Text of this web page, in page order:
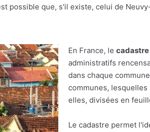
possible que, s'il existe, celui de
En France, le cadastre
administratifs
dans chaque
communes,
elles, divisées en
Le cadastre permet